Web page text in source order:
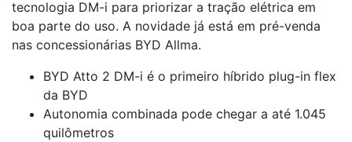
tecnologia DM-i para priorizar a tração elétrica em
boa parte do uso. A novidade já está em pré-venda
nas concessionárias BYD Allma.
BYD Atto 2 DM-i é o primeiro híbrido plug-in flex
da BYD
Autonomia combinada pode chegar a até 1.045
quilômetros